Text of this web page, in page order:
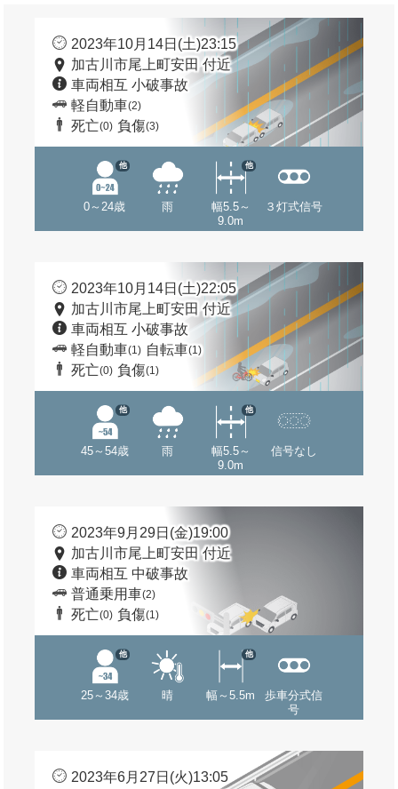
2023年10月14日(土)23:15
加古川市尾上町安田 付近
車両相互 小破事故
軽自動車(2)
死亡(0) 負傷(3)
0～24歳
他
雨
幅5.5～
9.0m
他
３灯式信号
2023年10月14日(土)22:05
加古川市尾上町安田 付近
車両相互 小破事故
軽自動車(1) 自転車(1)
死亡(0) 負傷(1)
45～54歳
他
雨
幅5.5～
9.0m
他
信号なし
2023年9月29日(金)19:00
加古川市尾上町安田 付近
車両相互 中破事故
普通乗用車(2)
死亡(0) 負傷(1)
25～34歳
他
晴 幅～5.5m
他
歩車分式信
号
2023年6月27日(火)13:05